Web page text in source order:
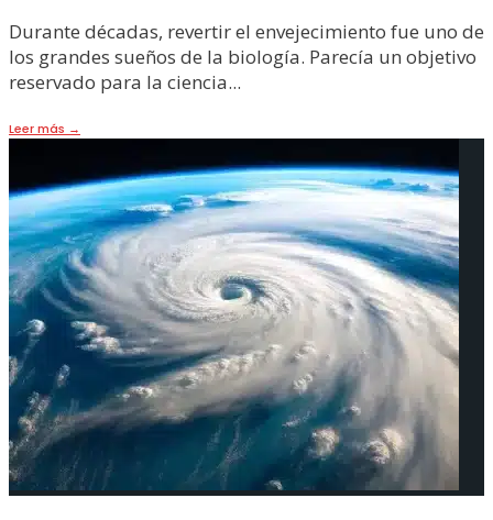
Durante décadas, revertir el envejecimiento fue uno de
los grandes sueños de la biología. Parecía un objetivo
reservado para la ciencia...
Leer más →